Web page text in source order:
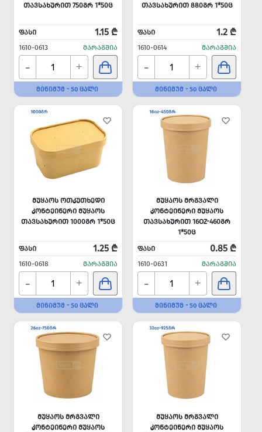
ᲗᲐᲕᲡᲐᲮᲣᲠᲘᲗ 750ᲒᲠ 1*50Ც
ᲤᲐᲡᲘ 1.15 ₾
1610-0613 ᲛᲐᲠᲐᲒᲨᲘᲐ
- +
ᲛᲘᲜᲘᲛᲣᲛ - 50 ᲪᲐᲚᲘ
ᲗᲐᲕᲡᲐᲮᲣᲠᲘᲗ 880ᲒᲠ 1*50Ც
ᲤᲐᲡᲘ 1.2 ₾
1610-0614 ᲛᲐᲠᲐᲒᲨᲘᲐ
- +
ᲛᲘᲜᲘᲛᲣᲛ - 50 ᲪᲐᲚᲘ
ᲛᲣᲧᲐᲝᲡ ᲝᲗᲙᲣᲗᲮᲔᲓᲘ
ᲙᲝᲜᲢᲔᲘᲜᲔᲠᲘ ᲛᲣᲧᲐᲝᲡ
ᲗᲐᲕᲡᲐᲮᲣᲠᲘᲗ 1000ᲒᲠ 1*50Ც
ᲤᲐᲡᲘ 1.25 ₾
1610-0618 ᲛᲐᲠᲐᲒᲨᲘᲐ
- +
ᲛᲘᲜᲘᲛᲣᲛ - 50 ᲪᲐᲚᲘ
ᲛᲣᲧᲐᲝᲡ ᲛᲠᲒᲕᲐᲚᲘ
ᲙᲝᲜᲢᲔᲘᲜᲔᲠᲘ ᲛᲣᲧᲐᲝᲡ
ᲗᲐᲕᲡᲐᲮᲣᲠᲘᲗ 16OZ-460ᲒᲠ
1*50Ც
ᲤᲐᲡᲘ
0.85 ₾
1610-0631 ᲛᲐᲠᲐᲒᲨᲘᲐ
- +
ᲛᲘᲜᲘᲛᲣᲛ - 50 ᲪᲐᲚᲘ
ᲛᲣᲧᲐᲝᲡ ᲛᲠᲒᲕᲐᲚᲘ
ᲙᲝᲜᲢᲔᲘᲜᲔᲠᲘ ᲛᲣᲧᲐᲝᲡ
ᲛᲣᲧᲐᲝᲡ ᲛᲠᲒᲕᲐᲚᲘ
ᲙᲝᲜᲢᲔᲘᲜᲔᲠᲘ ᲛᲣᲧᲐᲝᲡ